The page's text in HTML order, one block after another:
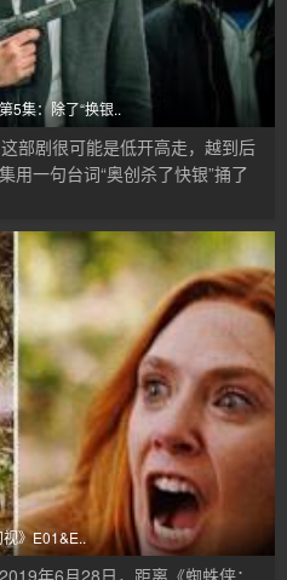
5集：除了“换银..
部剧很可能是低开高走，越到后
用一句台词“奥创杀了快银”捅了
》E01&E..
年6月28日，距离《蜘蛛侠：